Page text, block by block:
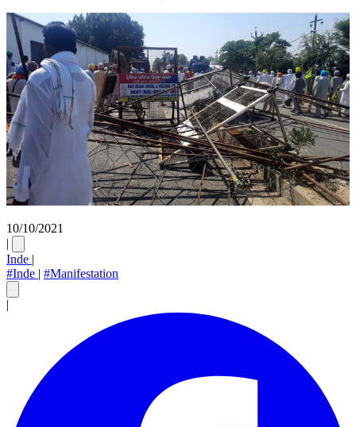
10/10/2021
|
Inde |
#Inde | #Manifestation
|